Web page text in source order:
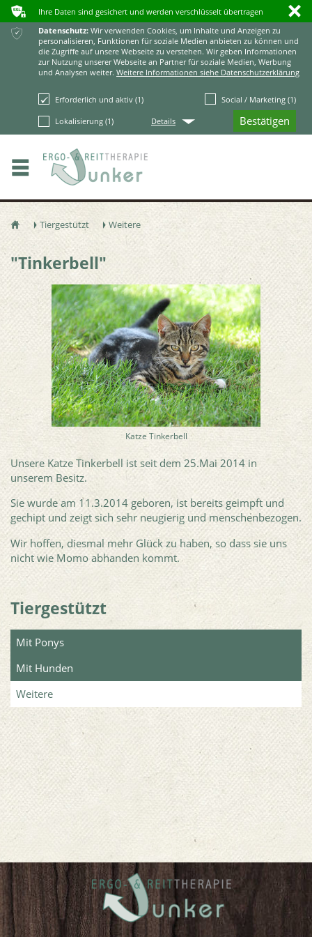
ʥ Ihre Daten sind gesichert und werden verschlüsselt übertragen
ı
ќ
Datenschutz: Wir verwenden Cookies, um Inhalte und Anzeigen zu
personalisieren, Funktionen für soziale Medien anbieten zu können und
die Zugriffe auf unsere Webseite zu verstehen. Wir geben Informationen
zur Nutzung unserer Webseite an Partner für soziale Medien, Werbung
und Analysen weiter. Weitere Informationen siehe Datenschutzerklärung
Erforderlich und aktiv (1) Social / Marketing (1)
Lokalisierung (1) Details Q
ŷ Ţ Tiergestützt Ţ Weitere
"Tinkerbell"
Katze Tinkerbell
Unsere Katze Tinkerbell ist seit dem 25.Mai 2014 in
unserem Besitz.
Sie wurde am 11.3.2014 geboren, ist bereits geimpft und
gechipt und zeigt sich sehr neugierig und menschenbezogen.
Wir hoffen, diesmal mehr Glück zu haben, so dass sie uns
nicht wie Momo abhanden kommt.
Tiergestützt
Mit Ponys
Mit Hunden
Weitere